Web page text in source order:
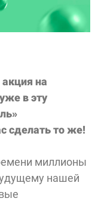
на
в эту
сделать то же!
миллионы
нашей